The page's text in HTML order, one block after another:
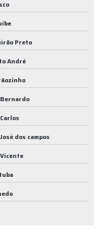
Preto
André
dos campos